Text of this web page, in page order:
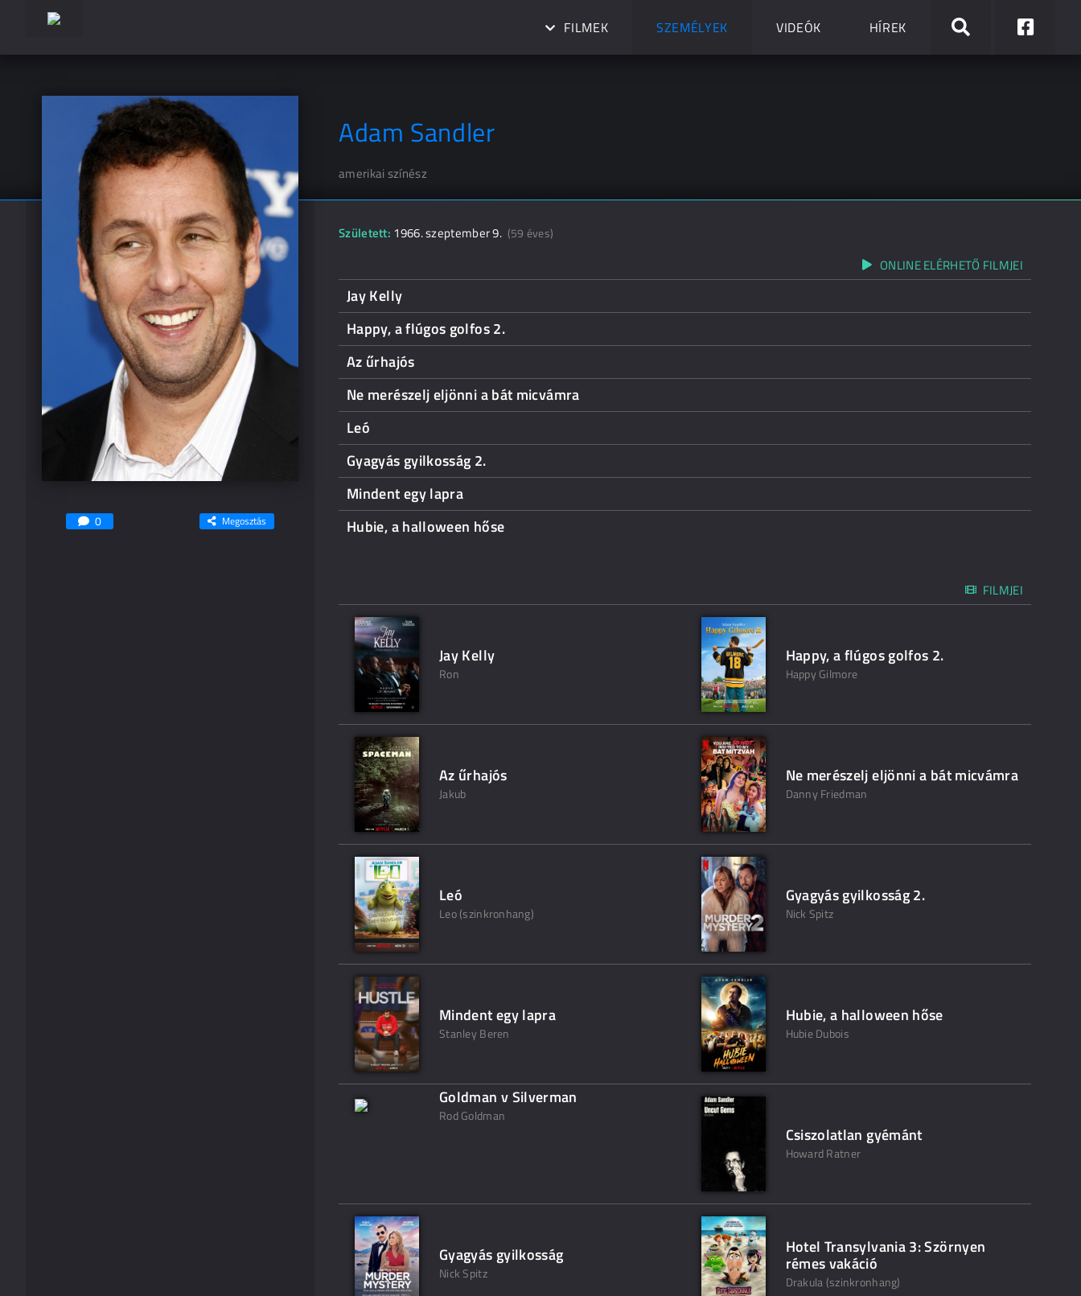
FILMEK SZEMÉLYEK VIDEÓK HÍREK
Adam Sandler
amerikai színész
0 Megosztás
Született: 1966. szeptember 9. (59 éves)
ONLINE ELÉRHETŐ FILMJEI
Jay Kelly
Happy, a flúgos golfos 2.
Az űrhajós
Ne merészelj eljönni a bát micvámra
Leó
Gyagyás gyilkosság 2.
Mindent egy lapra
Hubie, a halloween hőse
FILMJEI
Jay Kelly
Ron
Happy, a flúgos golfos 2.
Happy Gilmore
Az űrhajós
Jakub
Ne merészelj eljönni a bát micvámra
Danny Friedman
Leó
Leo (szinkronhang)
Gyagyás gyilkosság 2.
Nick Spitz
Mindent egy lapra
Stanley Beren
Hubie, a halloween hőse
Hubie Dubois
Goldman v Silverman
Rod Goldman
Csiszolatlan gyémánt
Howard Ratner
Gyagyás gyilkosság
Nick Spitz
Hotel Transylvania 3: Szörnyen
rémes vakáció
Drakula (szinkronhang)